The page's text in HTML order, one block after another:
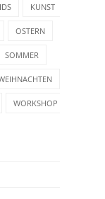
KUNST
OSTERN
SOMMER
WORKSHOP